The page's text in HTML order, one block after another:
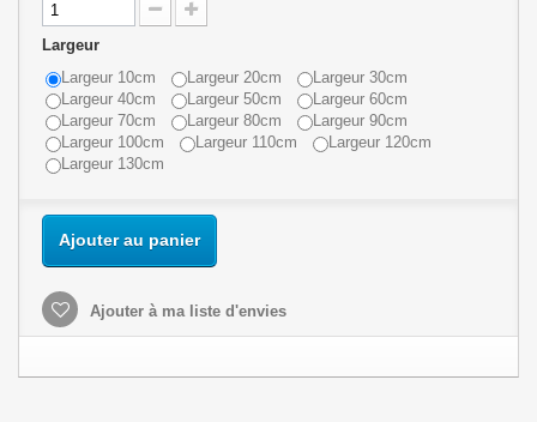
Largeur
Largeur 10cm
Largeur 20cm
Largeur 30cm
Largeur 40cm
Largeur 50cm
Largeur 60cm
Largeur 70cm
Largeur 80cm
Largeur 90cm
Largeur 100cm
Largeur 110cm
Largeur 120cm
Largeur 130cm
Ajouter au panier
Ajouter à ma liste d'envies